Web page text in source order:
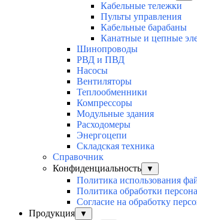
Кабельные тележки
Пульты управления
Кабельные барабаны
Канатные и цепные
Шинопроводы
РВД и ПВД
Насосы
Вентиляторы
Теплообменники
Компрессоры
Модульные здания
Расходомеры
Энергоцепи
Складская техника
Справочник
Конфиденциальность
▼
Политика использования
Политика обработки
Согласие на обработку
Продукция
▼